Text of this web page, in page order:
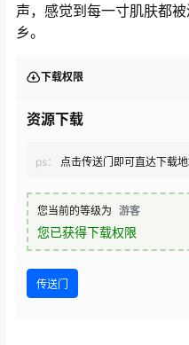
声，感觉到每一寸肌肤都
乡。
下载权限
资源下载
ps： 点击传送门即可直达下载
您当前的等级为 游客
您已获得下载权限
传送门